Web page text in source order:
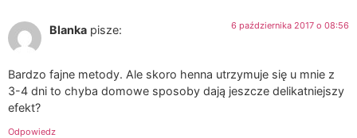
Blanka pisze: 6 października 2017 o 08:56
Bardzo fajne metody. Ale skoro henna utrzymuje się u mnie z
3-4 dni to chyba domowe sposoby dają jeszcze delikatniejszy
efekt?
Odpowiedz